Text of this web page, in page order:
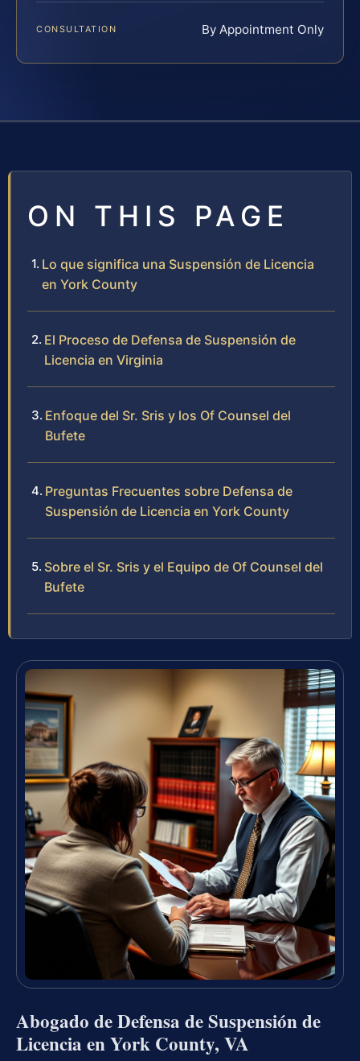
CONSULTATION By Appointment Only
ON THIS PAGE
Lo que significa una Suspensión de Licencia
en York County
El Proceso de Defensa de Suspensión de
Licencia en Virginia
Enfoque del Sr. Sris y los Of Counsel del
Bufete
Preguntas Frecuentes sobre Defensa de
Suspensión de Licencia en York County
Sobre el Sr. Sris y el Equipo de Of Counsel del
Bufete
Abogado de Defensa de Suspensión de
Licencia en York County, VA